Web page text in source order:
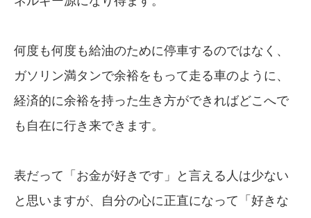
何度も何度も給油のために停車するのではなく、
ガソリン満タンで余裕をもって走る車のように、
経済的に余裕を持った生き方ができればどこへで
も自在に行き来できます。
表だって「お金が好きです」と言える人は少ない
と思いますが、自分の心に正直になって「好きな